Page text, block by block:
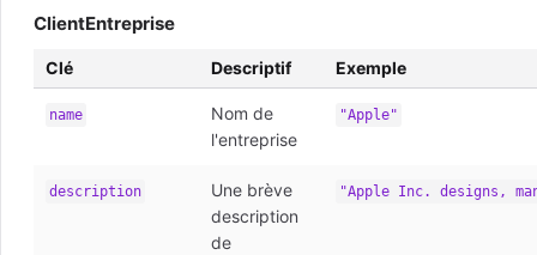
ClientEntreprise
Clé Descriptif Exemple
name
Nom de
l'entreprise
"Apple"
description
Une brève
description
de
"Apple Inc. designs,